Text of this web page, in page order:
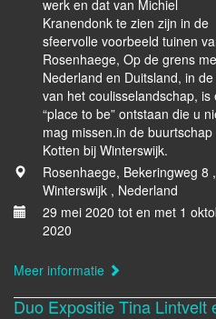
werk en dat van Michiel
Kranendonk te zien zijn in de
sfeervolle voorbeeld tuinen
Rosenhaege, Op de grens
Nederland en Duitsland, in
van het coulisselandschap, is
“place to be” ontstaan die u
mag missen.in de buurtschap
Kotten bij Winterswijk.
Rosenhaege, Bekeringweg 8 ,
Winterswijk , Nederland
29 mei 2020 tot en met 1
2020
Meer informatie
Duo Expositie Tina Lintvelt